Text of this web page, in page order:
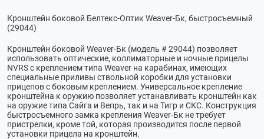
Кронштейн боковой Белтекс-Оптик Weaver-Бк, быстросъемный
(29044)
Кронштейн боковой Weaver-Бк (модель # 29044) позволяет
использовать оптические, коллиматорные и ночные прицелы
NVRS с креплением типа Weaver на карабинах, имеющих
специальные приливы ствольной коробки для установки
прицепов с боковым креплением. Универсальное крепление
кронштейна к оружию позволяет устанавливать кронштейн как
на оружие типа Сайга и Вепрь, так и на Тигр и СКС. Конструкция
быстросъемного замка крепления Weaver-Бк не требует
пристрелки, кроме той, которая производится после первой
установки прицела на кронштейн.